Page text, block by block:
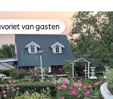
van gasten
van gasten